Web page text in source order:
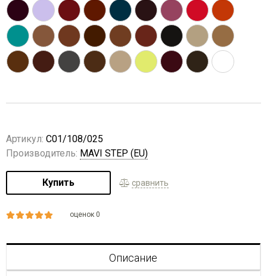
Артикул: C01/108/025
Производитель: MAVI STEP (EU)
Купить сравнить
оценок 0
Описание